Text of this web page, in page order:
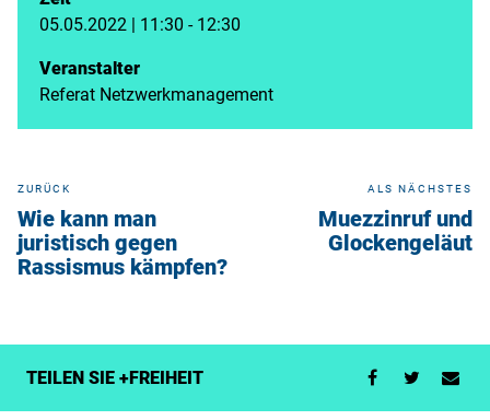
05.05.2022 | 11:30 - 12:30
Veranstalter
Referat Netzwerkmanagement
ZURÜCK
Wie kann man
juristisch gegen
Rassismus kämpfen?
ALS NÄCHSTES
Muezzinruf und
Glockengeläut
TEILEN SIE +FREIHEIT